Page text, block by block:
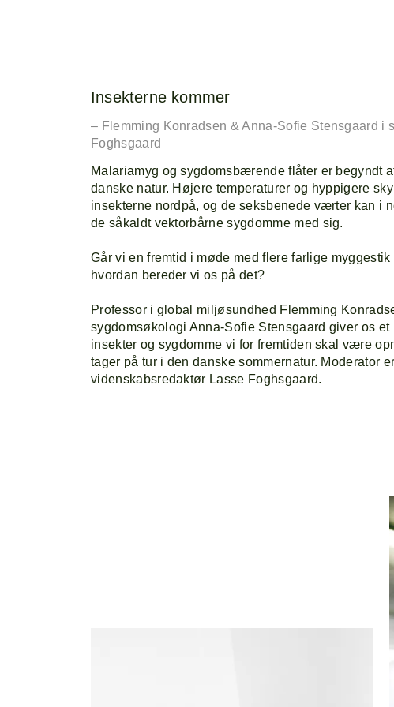
Insekterne kommer
– Flemming Konradsen & Anna-Sofie Stensgaard i
Foghsgaard
Malariamyg og sygdomsbærende flåter er begyndt
danske natur. Højere temperaturer og hyppigere
insekterne nordpå, og de seksbenede værter kan i
de såkaldt vektorbårne sygdomme med sig.
Går vi en fremtid i møde med flere farlige myggestik
hvordan bereder vi os på det?
Professor i global miljøsundhed Flemming
sygdomsøkologi Anna-Sofie Stensgaard giver os et
insekter og sygdomme vi for fremtiden skal være
tager på tur i den danske sommernatur. Moderator
videnskabsredaktør Lasse Foghsgaard.